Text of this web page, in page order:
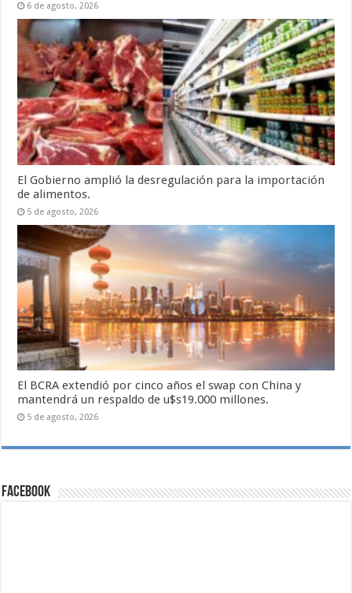
6 de agosto, 2026
El Gobierno amplió la desregulación para la importación
de alimentos.
5 de agosto, 2026
El BCRA extendió por cinco años el swap con China y
mantendrá un respaldo de u$s19.000 millones.
5 de agosto, 2026
Facebook